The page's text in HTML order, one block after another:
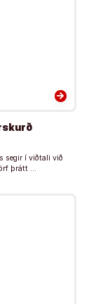
arrow_forward
segir í viðtali við
þrátt …